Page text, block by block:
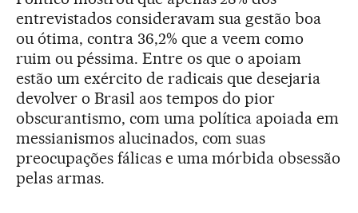
entrevistados consideravam sua gestão boa
ou ótima, contra 36,2% que a veem como
ruim ou péssima. Entre os que o apoiam
estão um exército de radicais que desejaria
devolver o Brasil aos tempos do pior
obscurantismo, com uma política apoiada em
messianismos alucinados, com suas
preocupações fálicas e uma mórbida obsessão
pelas armas.